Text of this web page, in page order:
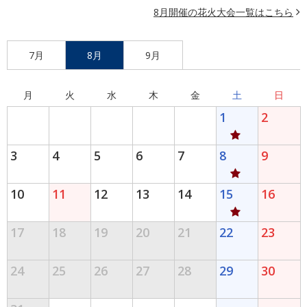
8月開催の花火大会一覧はこちら
7月 8月 9月
月 火 水 木 金 土 日
1 2
3 4 5 6 7 8 9
10 11 12 13 14 15 16
17 18 19 20 21 22 23
24 25 26 27 28 29 30